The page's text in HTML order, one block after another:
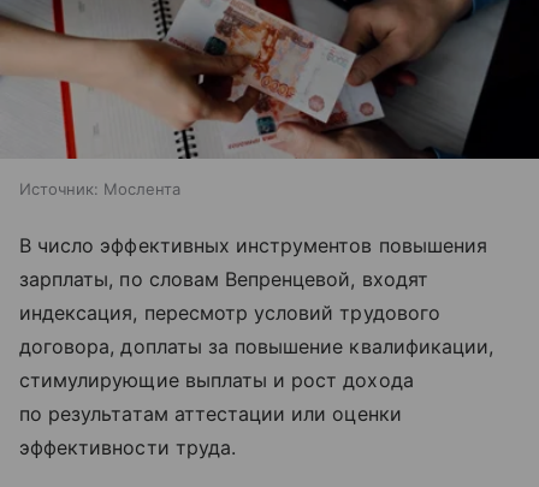
Источник: Мослента
В число эффективных инструментов повышения
зарплаты, по словам Вепренцевой, входят
индексация, пересмотр условий трудового
договора, доплаты за повышение квалификации,
стимулирующие выплаты и рост дохода
по результатам аттестации или оценки
эффективности труда.